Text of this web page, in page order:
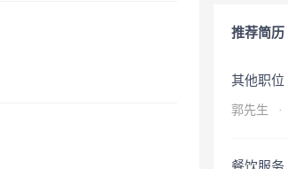
推荐简历
其他职位
郭先生 ·